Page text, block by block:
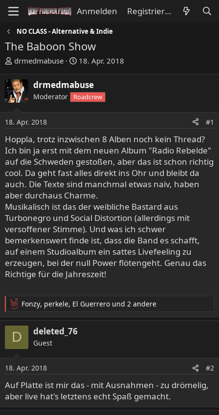
Anmelden Registrieren
NO CLASS - Alternative & Indie
The Baboon Show
E
s
t
e
l
r
drmedmabuse
E
s
t
e
l
a
m
18. Apr. 2018
drmedmabuse
Moderator Roadcrew
18. Apr. 2018 #1
Hoppla, trotz inzwischen 8 Alben noch kein Thread?
Ich bin ja erst mit dem neuen Album "Radio Rebelde"
auf die Schweden gestoßen, aber das ist schon richtig
cool. Da geht fast alles direkt ins Ohr und bleibt da
auch. Die Texte sind manchmal etwas naiv, haben
aber durchaus Charme.
Musikalisch ist das der weibliche Bastard aus
Turbonegro und Social Distortion (allerdings mit
versoffener Stimme). Und was ich schwer
bemerkenswert finde ist, dass die Band es schafft,
auf einem Studioalbum ein sattes Livefeeling zu
erzeugen, bei der null Power flötengeht. Genau das
Richtige für die Jahreszeit!
R
e
a
n
e
n
:
Fonzy, perkele, El Guerrero und 2 andere
D deleted_76
Guest
18. Apr. 2018 #2
Auf Platte ist mir das - mit Ausnahmen - zu drömelig,
aber live hat's letztens echt Spaß gemacht.